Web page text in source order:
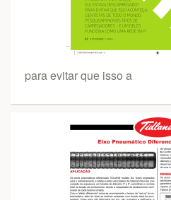
para evitar que isso a